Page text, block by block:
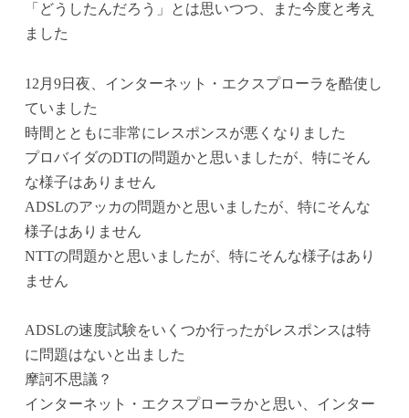
「どうしたんだろう」とは思いつつ、また今度と考え
ました
12月9日夜、インターネット・エクスプローラを酷使し
ていました
時間とともに非常にレスポンスが悪くなりました
プロバイダのDTIの問題かと思いましたが、特にそん
な様子はありません
ADSLのアッカの問題かと思いましたが、特にそんな
様子はありません
NTTの問題かと思いましたが、特にそんな様子はあり
ません
ADSLの速度試験をいくつか行ったがレスポンスは特
に問題はないと出ました
摩訶不思議？
インターネット・エクスプローラかと思い、インター